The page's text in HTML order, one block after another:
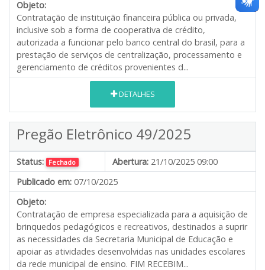
Objeto:
Contratação de instituição financeira pública ou privada,
inclusive sob a forma de cooperativa de crédito,
autorizada a funcionar pelo banco central do brasil, para a
prestação de serviços de centralização, processamento e
gerenciamento de créditos provenientes d...
DETALHES
Pregão Eletrônico 49/2025
Status: Fechado Abertura: 21/10/2025 09:00
Publicado em: 07/10/2025
Objeto:
Contratação de empresa especializada para a aquisição de
brinquedos pedagógicos e recreativos, destinados a suprir
as necessidades da Secretaria Municipal de Educação e
apoiar as atividades desenvolvidas nas unidades escolares
da rede municipal de ensino. FIM RECEBIM...